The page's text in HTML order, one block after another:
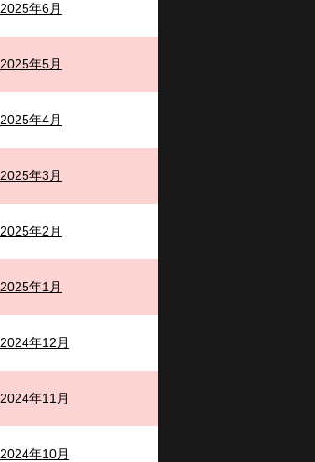
2025年6月
2025年5月
2025年4月
2025年3月
2025年2月
2025年1月
2024年12月
2024年11月
2024年10月